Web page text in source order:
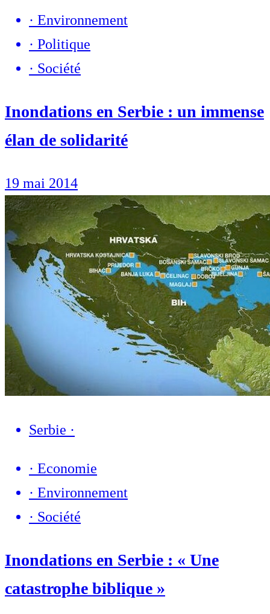
· Environnement
· Politique
· Société
Inondations en Serbie : un immense
élan de solidarité
19 mai 2014
Serbie ·
· Economie
· Environnement
· Société
Inondations en Serbie : « Une
catastrophe biblique »